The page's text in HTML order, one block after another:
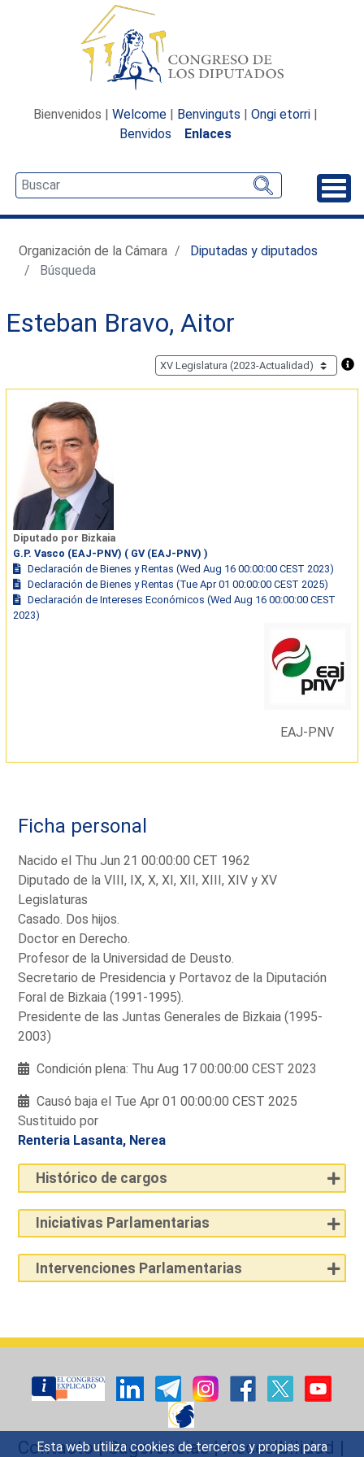
Esta web utiliza cookies de terceros y propias para
Bienvenidos | Welcome | Benvinguts | Ongi etorri |
Benvidos
Enlaces
Organización de la Cámara
Diputadas y diputados
Búsqueda
Esteban Bravo, Aitor
Diputado por Bizkaia
G.P. Vasco (EAJ-PNV) ( GV (EAJ-PNV) )
Declaración de Bienes y Rentas (Wed Aug 16 00:00:00 CEST 2023)
Declaración de Bienes y Rentas (Tue Apr 01 00:00:00 CEST 2025)
Declaración de Intereses Económicos (Wed Aug 16 00:00:00 CEST
2023)
EAJ-PNV
Ficha personal
Nacido el Thu Jun 21 00:00:00 CET 1962
Diputado de la VIII, IX, X, XI, XII, XIII, XIV y XV
Legislaturas
Casado. Dos hijos.
Doctor en Derecho.
Profesor de la Universidad de Deusto.
Secretario de Presidencia y Portavoz de la Diputación
Foral de Bizkaia (1991-1995).
Presidente de las Juntas Generales de Bizkaia (1995-
2003)
Condición plena: Thu Aug 17 00:00:00 CEST 2023
Causó baja el Tue Apr 01 00:00:00 CEST 2025
Sustituido por
Renteria Lasanta, Nerea
Histórico de cargos
Iniciativas Parlamentarias
Intervenciones Parlamentarias
Contacto|Sugerencias|Accesibilidad |